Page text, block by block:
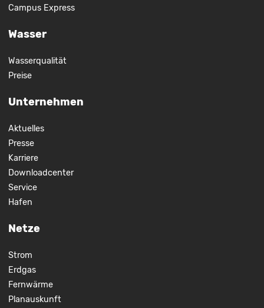
Campus Express
Wasser
Wasserqualität
Preise
Unternehmen
Aktuelles
Presse
Karriere
Downloadcenter
Service
Hafen
Netze
Strom
Erdgas
Fernwärme
Planauskunft